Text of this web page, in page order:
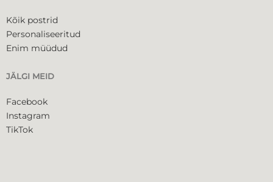
Kõik postrid
Personaliseeritud
Enim müüdud
JÄLGI MEID
Facebook
Instagram
TikTok